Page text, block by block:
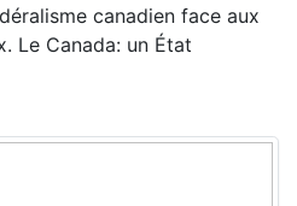
canadien face aux
Le Canada: un État